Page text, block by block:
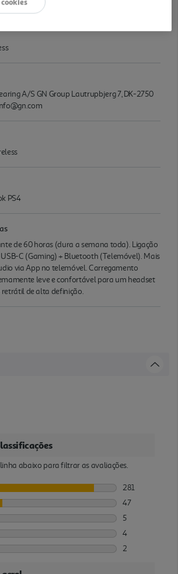
A/S GN Group Lautrupbjerg 7, DK-2750
PS4
de 60 horas (dura a semana toda). Ligação
C (Gaming) + Bluetooth (Telemóvel). Mais
via App no telemóvel. Carregamento
leve e confortável para um headset
de alta definição.